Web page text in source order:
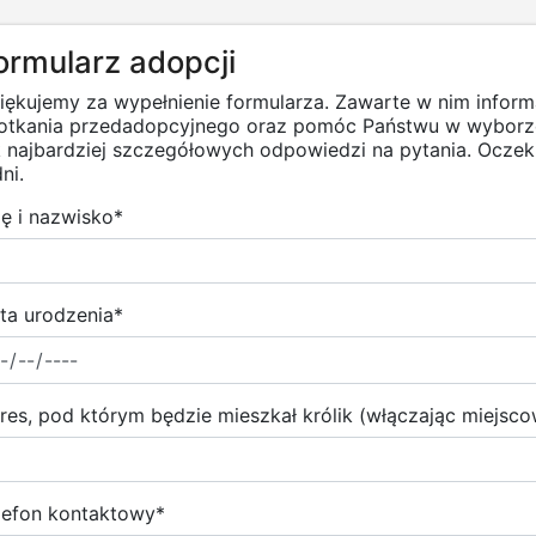
adopcji
za wypełnienie formularza. Zawarte w nim
przedadopcyjnego oraz pomóc Państwu w
najbardziej szczegółowych odpowiedzi na pytania.
i nazwisko*
urodzenia*
pod którym będzie mieszkał królik (włączając
kontaktowy*